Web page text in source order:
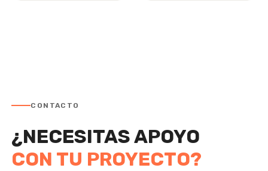
CONTACTO
¿NECESITAS APOYO
CON TU PROYECTO?